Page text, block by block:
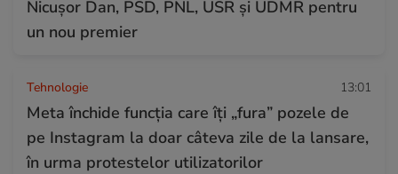
Nicușor Dan, PSD, PNL, USR și UDMR pentru
un nou premier
Tehnologie 13:01
Meta închide funcția care îți „fura” pozele de
pe Instagram la doar câteva zile de la lansare,
în urma protestelor utilizatorilor